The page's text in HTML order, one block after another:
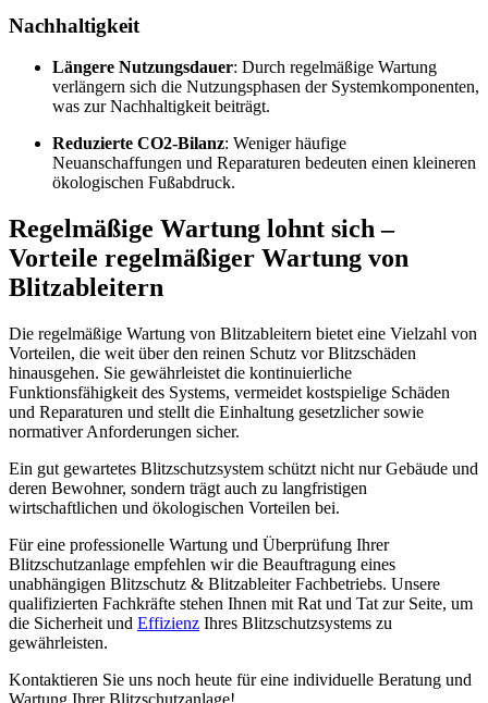
Nachhaltigkeit
Längere Nutzungsdauer: Durch regelmäßige Wartung
verlängern sich die Nutzungsphasen der Systemkomponenten,
was zur Nachhaltigkeit beiträgt.
Reduzierte CO2-Bilanz: Weniger häufige
Neuanschaffungen und Reparaturen bedeuten einen kleineren
ökologischen Fußabdruck.
Regelmäßige Wartung lohnt sich –
Vorteile regelmäßiger Wartung von
Blitzableitern
Die regelmäßige Wartung von Blitzableitern bietet eine Vielzahl von
Vorteilen, die weit über den reinen Schutz vor Blitzschäden
hinausgehen. Sie gewährleistet die kontinuierliche
Funktionsfähigkeit des Systems, vermeidet kostspielige Schäden
und Reparaturen und stellt die Einhaltung gesetzlicher sowie
normativer Anforderungen sicher.
Ein gut gewartetes Blitzschutzsystem schützt nicht nur Gebäude und
deren Bewohner, sondern trägt auch zu langfristigen
wirtschaftlichen und ökologischen Vorteilen bei.
Für eine professionelle Wartung und Überprüfung Ihrer
Blitzschutzanlage empfehlen wir die Beauftragung eines
unabhängigen Blitzschutz & Blitzableiter Fachbetriebs. Unsere
qualifizierten Fachkräfte stehen Ihnen mit Rat und Tat zur Seite, um
die Sicherheit und Effizienz Ihres Blitzschutzsystems zu
gewährleisten.
Kontaktieren Sie uns noch heute für eine individuelle Beratung und